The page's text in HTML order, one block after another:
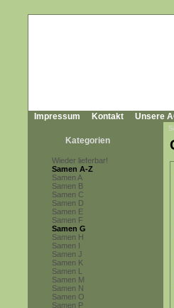
Impressum Kontakt Unsere
Kategorien
Wieder lieferbar!
Samen A-Z
Samen A
Samen B
Samen C
Samen D
Samen E
Samen F
Samen G
Samen H
Samen I
Samen J
Samen K
Samen L
Samen M
Samen N
Samen O
Samen P